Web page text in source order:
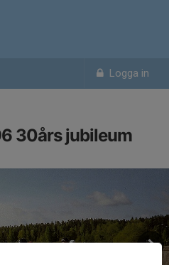
Logga in
30års jubileum